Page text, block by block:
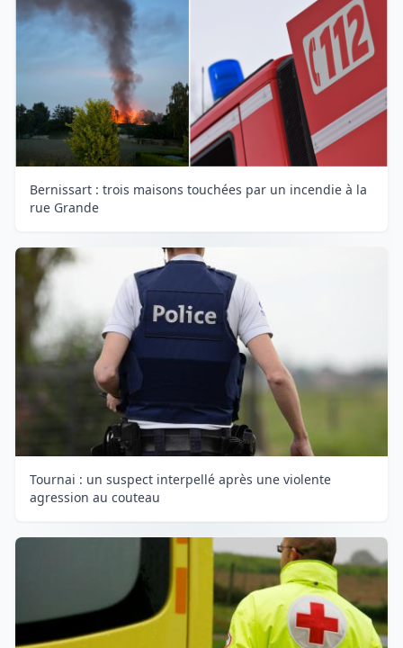
Bernissart : trois maisons touchées par un incendie à la
rue Grande
Tournai : un suspect interpellé après une violente
agression au couteau